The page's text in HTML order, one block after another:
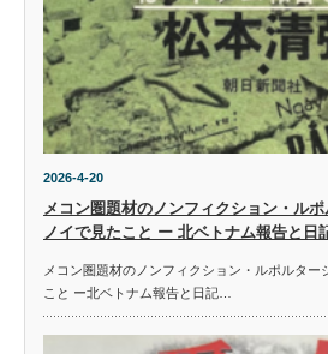
2026-4-20
メコン圏題材のノンフィクション・ル
ノイで見たこと ー 北ベトナム報告と日
メコン圏題材のノンフィクション・ルポルター
こと ー北ベトナム報告と日記…